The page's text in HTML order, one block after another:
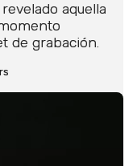
aquella
de grabación.